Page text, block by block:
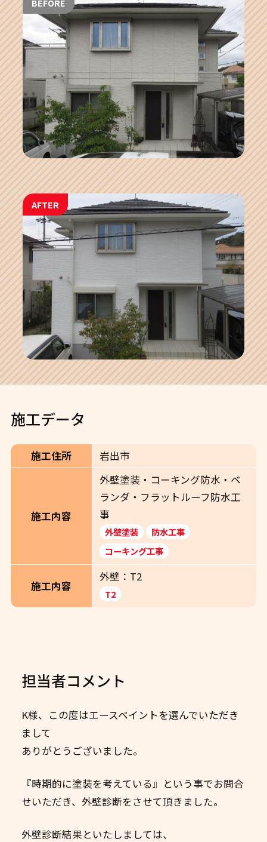
BEFORE
AFTER
施工データ
施工住所 岩出市
施工内容
外壁塗装・コーキング防水・ベ
ランダ・フラットルーフ防水工
事
外壁塗装
防水工事
コーキング工事
施工内容
外壁：T2
T2
担当者コメント
K様、この度はエースペイントを選んでいただき
まして
ありがとうございました。
『時期的に塗装を考えている』という事でお問合
せいただき、外壁診断をさせて頂きました。
外壁診断結果といたしましては、